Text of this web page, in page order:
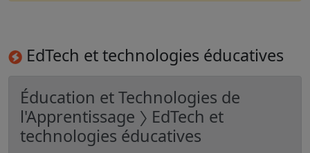
EdTech et technologies éducatives
Éducation et Technologies de
l'Apprentissage 〉 EdTech et
technologies éducatives